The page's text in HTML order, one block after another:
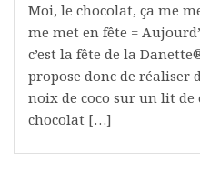
Moi, le chocolat, ça me
me met en fête =
c’est la fête de la
propose donc de réaliser
noix de coco sur un lit
chocolat […]